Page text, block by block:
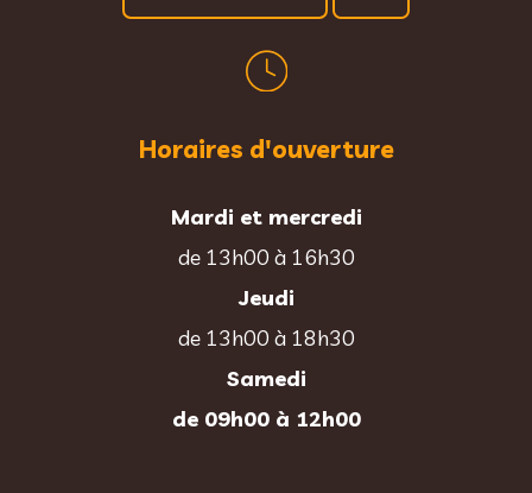
Horaires d'ouverture
Mardi et mercredi
de 13h00 à 16h30
Jeudi
de 13h00 à 18h30
Samedi
de 09h00 à 12h00